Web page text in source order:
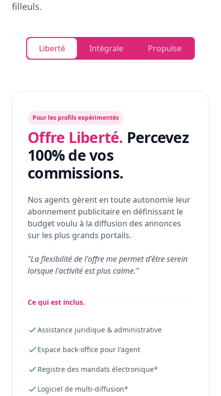
filleuls.
Liberté Intégrale Propulse
Pour les profils expérimentés
Offre Liberté. Percevez
100% de vos
commissions.
Nos agents gèrent en toute autonomie leur
abonnement publicitaire en définissant le
budget voulu à la diffusion des annonces
sur les plus grands portails.
"La flexibilité de l'offre me permet d'être serein
lorsque l'activité est plus calme."
Ce qui est inclus.
Assistance juridique & administrative
Espace back-office pour l'agent
Registre des mandats électronique*
Logiciel de multi-diffusion*